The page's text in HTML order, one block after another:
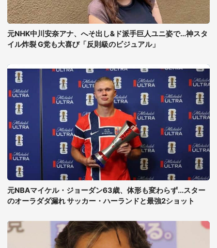
元NHK中川安奈アナ、へそ出し&ド派手巨人ユニ姿で...神スタ
イル炸裂 G党も大喜び「反則級のビジュアル」
元NBAマイケル・ジョーダン63歳、体形も変わらず...スター
のオーラダダ漏れ サッカー・ハーランドと最強2ショット